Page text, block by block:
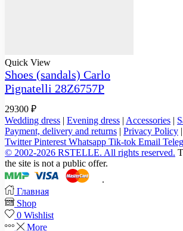
Quick View
Shoes (sandals) Carlo
Pignatelli 28Z6757P
29300 ₽
Wedding dress | Evening dress | Accessories |
Payment, delivery and returns | Privacy Policy |
Twitter Pinterest Whatsapp Tik-tok Email
© 2002-2026 RSTELLE. All rights reserved.
the site is not a public offer.
.
Главная
Shop
0 Wishlist
More